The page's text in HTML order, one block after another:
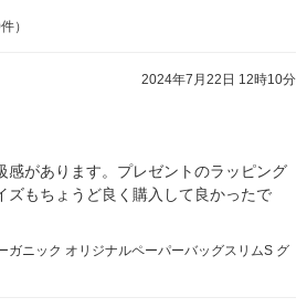
）
2024年7月22日 12時10分
感があります。プレゼントのラッピング
ズもちょうど良く購入して良かったで
ガニック オリジナルペーパーバッグスリムS グ